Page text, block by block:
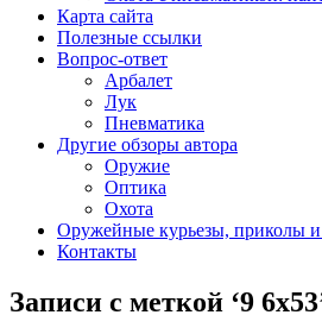
Карта сайта
Полезные ссылки
Вопрос-ответ
Арбалет
Лук
Пневматика
Другие обзоры автора
Оружие
Оптика
Охота
Оружейные курьезы, приколы и
Контакты
Записи с меткой ‘9